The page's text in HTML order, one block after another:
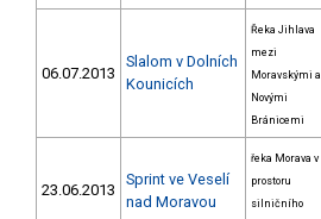
06.07.2013
Slalom v Dolních
Kounicích
Řeka Jihlava
mezi
Moravskými a
Novými
Bránicemi
23.06.2013
Sprint ve Veselí
nad Moravou
řeka Morava v
prostoru
silničního